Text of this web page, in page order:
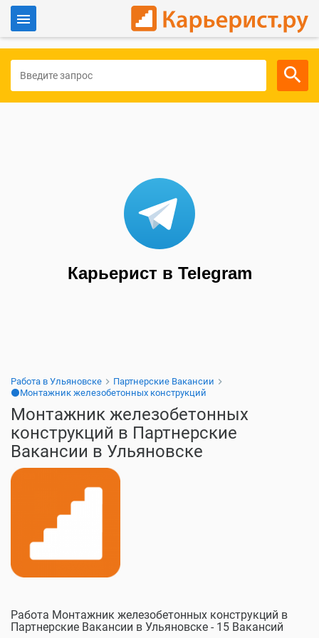
Для работодателей
Карьерист в Telegram
Работа в Ульяновске
Партнерские Вакансии
⚫Монтажник железобетонных конструкций
Монтажник железобетонных
конструкций в Партнерские
Вакансии в Ульяновске
Работа Монтажник железобетонных конструкций в
Партнерские Вакансии в Ульяновске - 15 Вакансий